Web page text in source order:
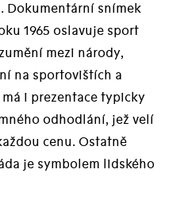
Dokumentární snímek
1965 oslavuje sport
mezi národy,
na sportovištích a
i prezentace typicky
odhodlání, jež velí
cenu. Ostatně
je symbolem lidského